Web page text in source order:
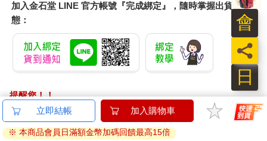
加入金石堂 LINE 官方帳號『完成綁定』，隨時掌握出貨動
態：
提醒您！！
金石堂及銀行均不會請您操作ATM! 如接獲電話要求您前往
ATM提款機，請不要聽從指示，以免受騙上當！
立即結帳 加入購物車
※ 本商品會員日滿額金幣加碼回饋最高15倍
日
員
會